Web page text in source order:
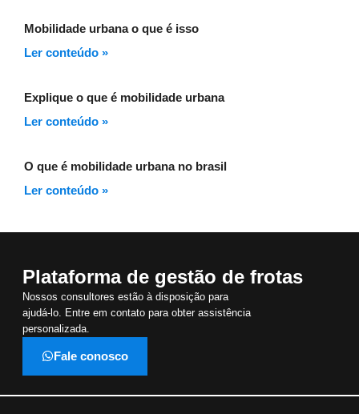
Mobilidade urbana o que é isso
Ler conteúdo »
Explique o que é mobilidade urbana
Ler conteúdo »
O que é mobilidade urbana no brasil
Ler conteúdo »
Plataforma de gestão de frotas
Nossos consultores estão à disposição para
ajudá-lo. Entre em contato para obter assistência
personalizada.
Fale conosco